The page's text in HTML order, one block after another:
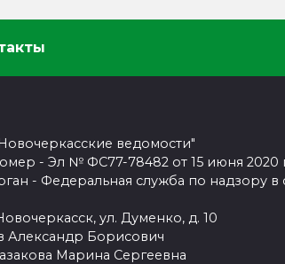
ведомости"
- Эл № ФС77-78482 от 15 июня 2020
- Федеральная служба по надзору
ул. Думенко, д. 10
Александр Борисович
Марина Сергеевна